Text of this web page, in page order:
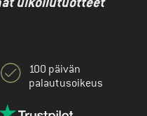
100 päivän
palautusoikeus